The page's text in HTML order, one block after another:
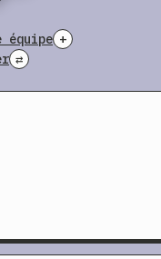
équipe +
⇄